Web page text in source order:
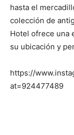
hasta el
colección de
Hotel ofrece una
su ubicación y
https://
at=924477489